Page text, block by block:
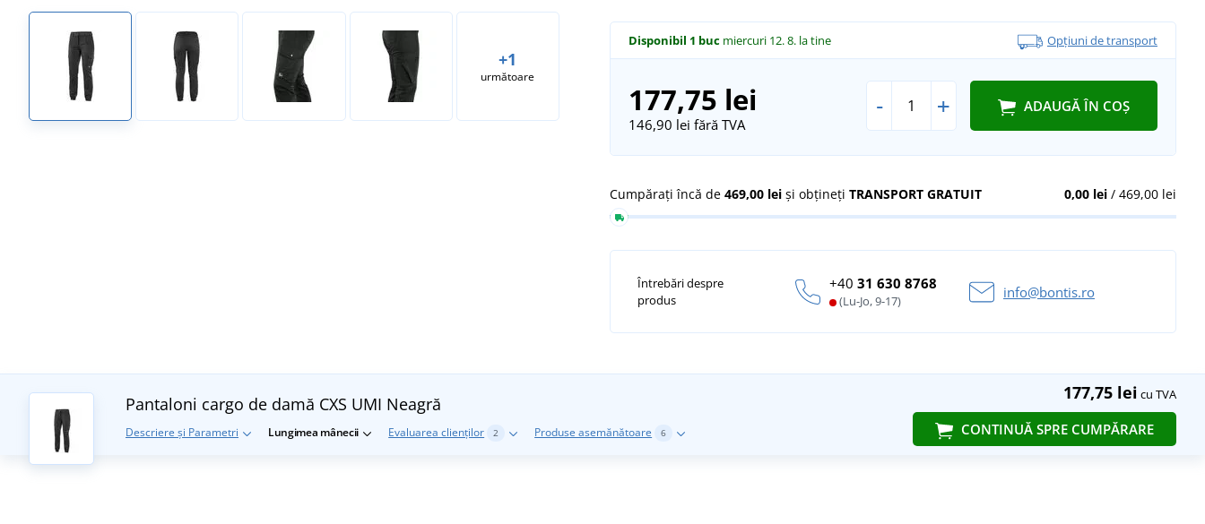
+1
următoare
Disponibil 1 buc miercuri 12. 8. la tine Opțiuni de transport
177,75 lei
146,90 lei fără TVA
- + ADAUGĂ ÎN COȘ
0,00 lei/ 469,00 lei
Cumpărați încă de 469,00 lei și obțineți TRANSPORT GRATUIT
Întrebări despre
produs
+40 31 630 8768
(Lu-Jo, 9-17)
info@bontis.ro
177,75 lei cu TVA
CONTINUĂ SPRE CUMPĂRARE
Pantaloni cargo de damă CXS UMI Neagră
Descriere și Parametri Lungimea mânecii Evaluarea clienților 2 Produse asemănătoare 6